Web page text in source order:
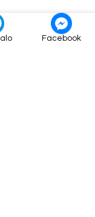
Facebook